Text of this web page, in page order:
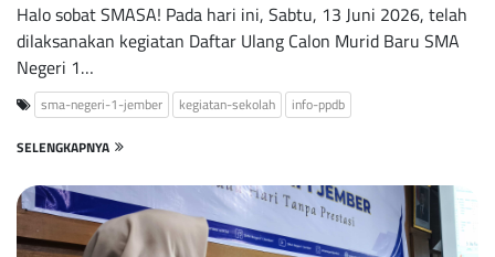
Halo sobat SMASA! Pada hari ini, Sabtu, 13 Juni 2026, telah
dilaksanakan kegiatan Daftar Ulang Calon Murid Baru SMA
Negeri 1…
sma-negeri-1-jember kegiatan-sekolah info-ppdb
SELENGKAPNYA